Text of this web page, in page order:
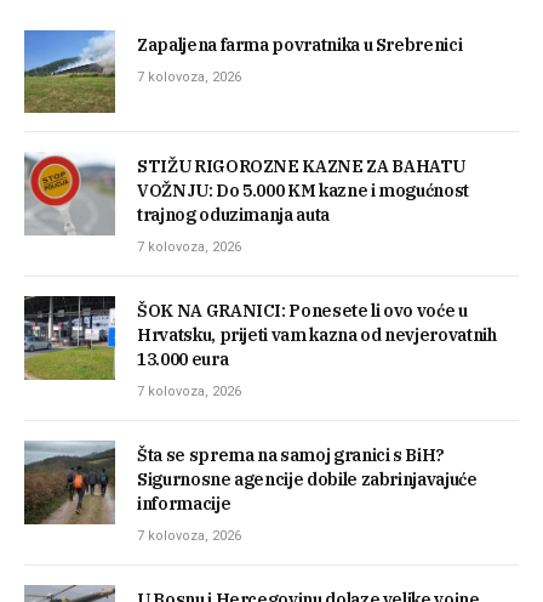
Zapaljena farma povratnika u Srebrenici
7 kolovoza, 2026
STIŽU RIGOROZNE KAZNE ZA BAHATU
VOŽNJU: Do 5.000 KM kazne i mogućnost
trajnog oduzimanja auta
7 kolovoza, 2026
ŠOK NA GRANICI: Ponesete li ovo voće u
Hrvatsku, prijeti vam kazna od nevjerovatnih
13.000 eura
7 kolovoza, 2026
Šta se sprema na samoj granici s BiH?
Sigurnosne agencije dobile zabrinjavajuće
informacije
7 kolovoza, 2026